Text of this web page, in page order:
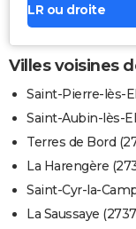
LR ou droite
Villes voisines
Saint-Pierre-lès-
Saint-Aubin-lès-
Terres de Bord
La Harengère
Saint-Cyr-la-
La Saussaye